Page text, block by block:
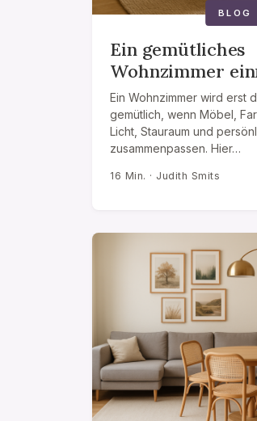
BLOG
Ein gemütliches
Wohnzimmer
Ein Wohnzimmer wird erst
gemütlich, wenn Möbel,
Licht, Stauraum und
zusammenpassen. Hier…
16 Min. · Judith Smits